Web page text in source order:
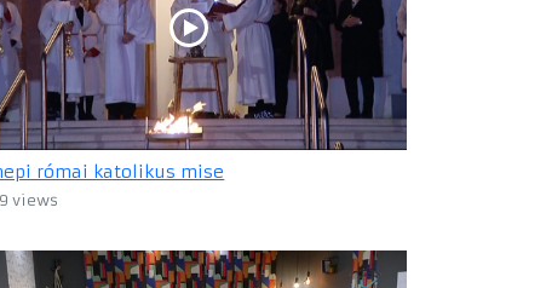
római katolikus mise
views